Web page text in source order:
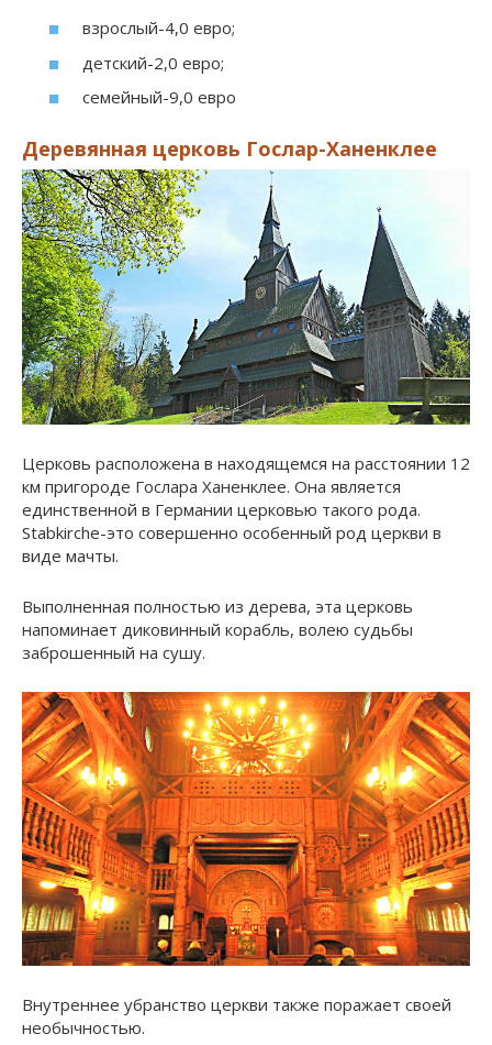
взрослый-4,0 евро;
детский-2,0 евро;
семейный-9,0 евро
Деревянная церковь Гослар-Ханенклее
Церковь расположена в находящемся на расстоянии 12
км пригороде Гослара Ханенклее. Она является
единственной в Германии церковью такого рода.
Stabkirche-это совершенно особенный род церкви в
виде мачты.
Выполненная полностью из дерева, эта церковь
напоминает диковинный корабль, волею судьбы
заброшенный на сушу.
Внутреннее убранство церкви также поражает своей
необычностью.